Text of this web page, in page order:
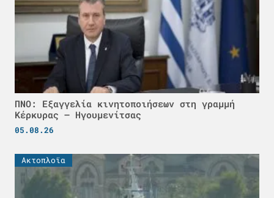
ΠΝΟ: Εξαγγελία κινητοποιήσεων στη γραμμή
Κέρκυρας – Ηγουμενίτσας
05.08.26
Ακτοπλοϊα